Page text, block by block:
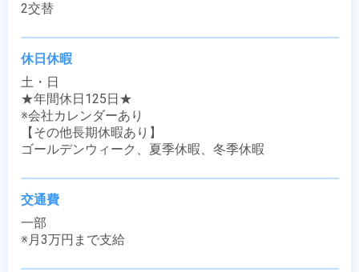
2交替
休日休暇
土・日
★年間休日125日★
※会社カレンダーあり
【その他長期休暇あり】
ゴールデンウィーク、夏季休暇、冬季休暇
交通費
一部
※月3万円まで支給